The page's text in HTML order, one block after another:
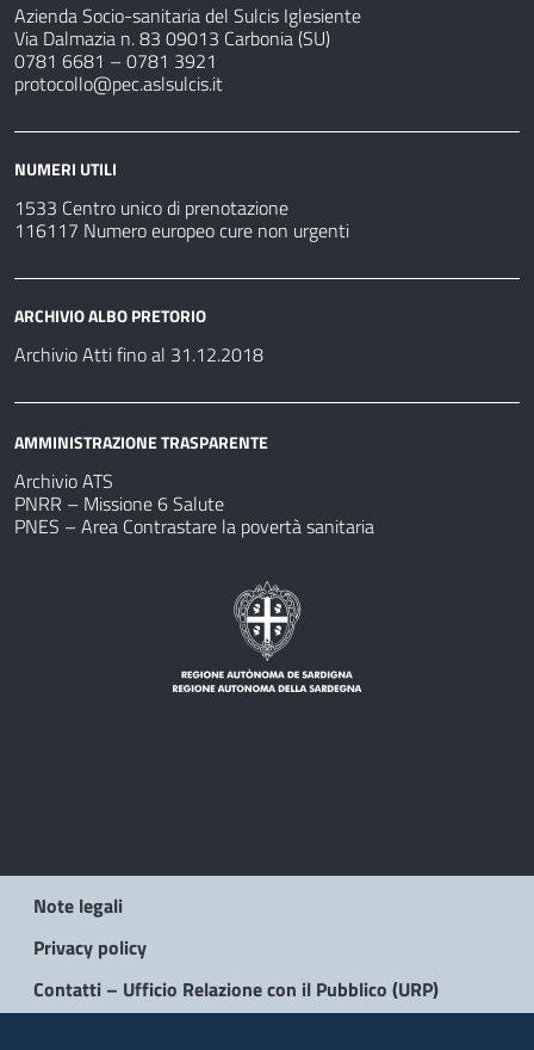
Azienda Socio-sanitaria del Sulcis Iglesiente
Via Dalmazia n. 83 09013 Carbonia (SU)
0781 6681 – 0781 3921
protocollo@pec.aslsulcis.it
NUMERI UTILI
1533 Centro unico di prenotazione
116117 Numero europeo cure non urgenti
ARCHIVIO ALBO PRETORIO
Archivio Atti fino al 31.12.2018
AMMINISTRAZIONE TRASPARENTE
Archivio ATS
PNRR – Missione 6 Salute
PNES – Area Contrastare la povertà sanitaria
Note legali
Privacy policy
Contatti – Ufficio Relazione con il Pubblico (URP)